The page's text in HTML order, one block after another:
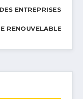
ENTREPRISES
RENOUVELABLE